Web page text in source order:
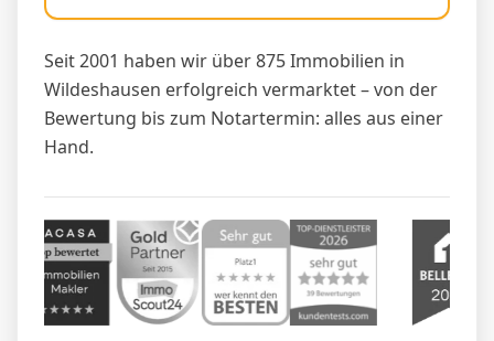
Seit 2001 haben wir über 875 Immobilien in
Wildeshausen erfolgreich vermarktet – von der
Bewertung bis zum Notartermin: alles aus einer
Hand.